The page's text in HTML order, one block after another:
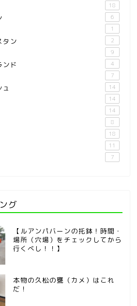
18
6
1
タン 2
9
ンド 4
7
14
14
14
8
18
11
7
グ
【ルアンパバーンの托鉢！時間・
場所（穴場）をチェックしてから
行くべし！！】
本物の久松の甕（カメ）はこれ
だ！